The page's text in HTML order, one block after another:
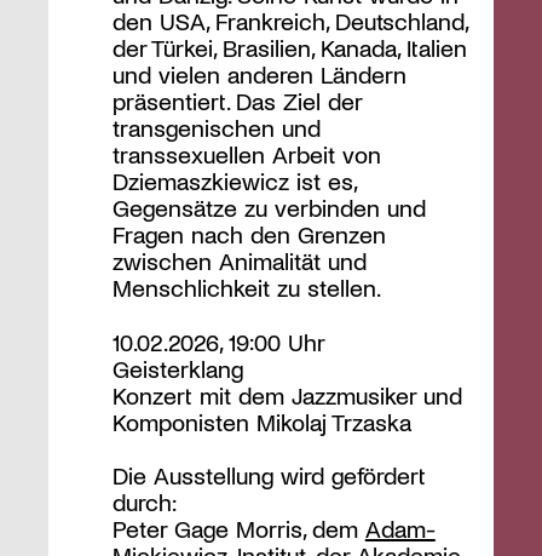
den USA, Frankreich, Deutschland,
der Türkei, Brasilien, Kanada, Italien
und vielen anderen Ländern
präsentiert. Das Ziel der
transgenischen und
transsexuellen Arbeit von
Dziemaszkiewicz ist es,
Gegensätze zu verbinden und
Fragen nach den Grenzen
zwischen Animalität und
Menschlichkeit zu stellen.
10.02.2026, 19:00 Uhr
Geisterklang
Konzert mit dem Jazzmusiker und
Komponisten Mikolaj Trzaska
Die Ausstellung wird gefördert
durch:
Peter Gage Morris, dem Adam-